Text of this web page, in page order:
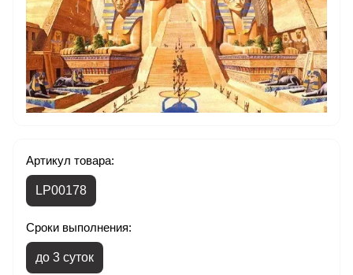
Артикул товара:
LP00178
Сроки выполнения:
до 3 суток